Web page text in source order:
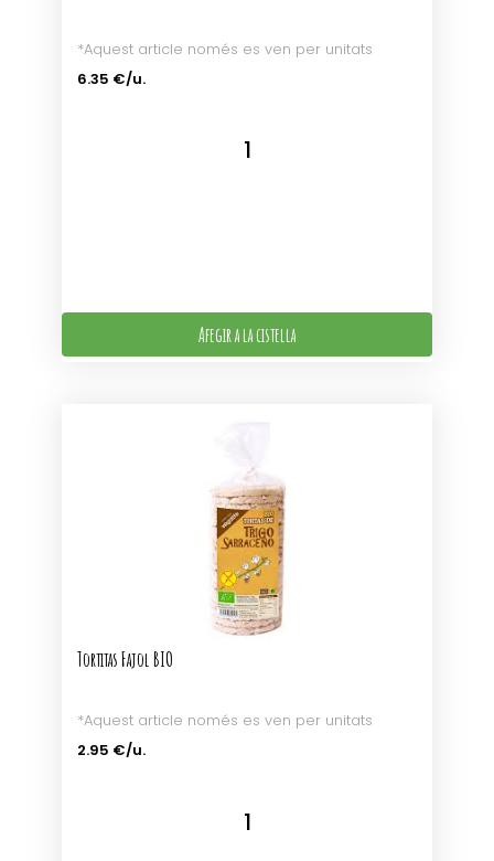
*Aquest article només es ven per unitats
6.35 €/u.
Afegir a la cistella
Tortitas Fajol BIO
*Aquest article només es ven per unitats
2.95 €/u.